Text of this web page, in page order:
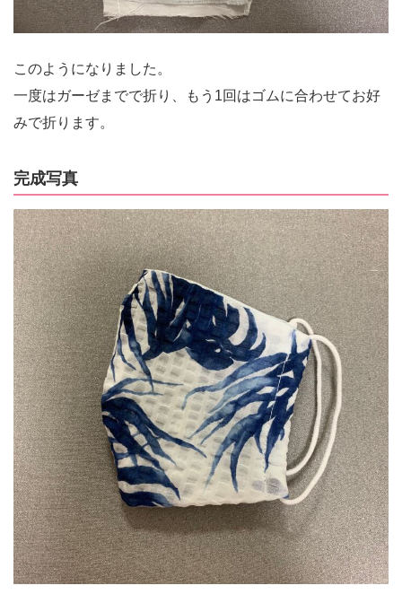
このようになりました。
一度はガーゼまでで折り、もう1回はゴムに合わせてお好
みで折ります。
完成写真